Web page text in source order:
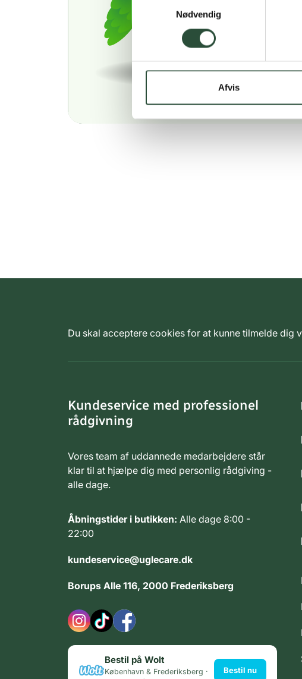
Nødvendig
Afvis
Du skal acceptere cookies for at kunne tilmelde dig
Kundeservice med professionel
rådgivning
Vores team af uddannede medarbejdere står
klar til at hjælpe dig med personlig rådgiving -
alle dage.
Åbningstider i butikken: Alle dage 8:00 -
22:00
kundeservice@uglecare.dk
Borups Alle 116, 2000 Frederiksberg
Bestil på Wolt
København & Frederiksberg ·
Bestil nu